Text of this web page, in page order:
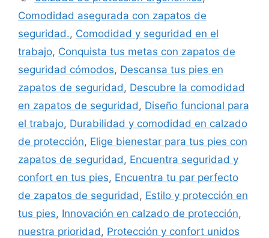
Comodidad asegurada con zapatos de
seguridad., Comodidad y seguridad en el
trabajo, Conquista tus metas con zapatos de
seguridad cómodos, Descansa tus pies en
zapatos de seguridad , Descubre la comodidad
en zapatos de seguridad , Diseño funcional para
el trabajo, Durabilidad y comodidad en calzado
de protección, Elige bienestar para tus pies con
zapatos de seguridad , Encuentra seguridad y
confort en tus pies, Encuentra tu par perfecto
de zapatos de seguridad , Estilo y protección en
tus pies, Innovación en calzado de protección,
nuestra prioridad , Protección y confort unidos